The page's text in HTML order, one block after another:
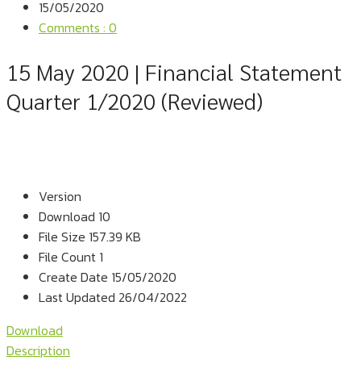
15/05/2020
Comments : 0
15 May 2020 | Financial Statement
Quarter 1/2020 (Reviewed)
Version
Download 10
File Size 157.39 KB
File Count 1
Create Date 15/05/2020
Last Updated 26/04/2022
Download
Description